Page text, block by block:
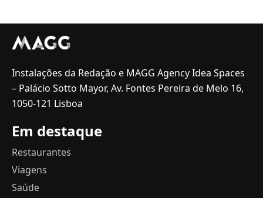
Instalações da Redação e MAGG Agency Idea Spaces
– Palácio Sotto Mayor, Av. Fontes Pereira de Melo 16,
1050-121 Lisboa
Em destaque
Restaurantes
Viagens
Saúde